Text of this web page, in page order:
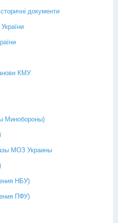
документи
КМУ
Минобороны)
МОЗ Украины
НБУ)
ПФУ)